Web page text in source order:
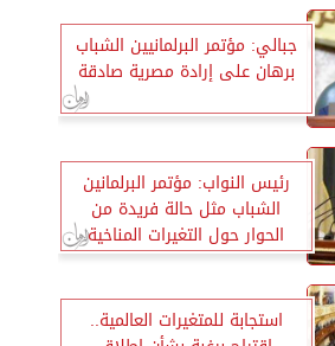
جبالي: مؤتمر البرلمانيين الشباب
برهان على إرادة مصرية صادقة
رئيس النواب: مؤتمر البرلمانين
الشباب مثل حالة فريدة من
الحوار حول التغيرات المناخية
استجابة للمتغيرات العالمية..